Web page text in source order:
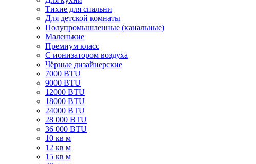
Тихие для спальни
Для детской комнаты
Полупромышленные (канальные)
Маленькие
Премиум класс
C ионизатором воздуха
Чёрные дизайнерские
7000 BTU
9000 BTU
12000 BTU
18000 BTU
24000 BTU
28 000 BTU
36 000 BTU
10 кв м
12 кв м
15 кв м